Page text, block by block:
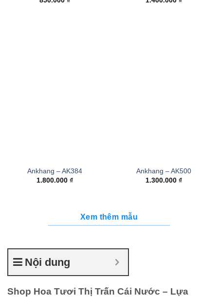
Ankhang – AK384
1.800.000 ₫
Ankhang – AK500
1.300.000 ₫
Xem thêm mẫu
Nội dung
Shop Hoa Tươi Thị Trấn Cái Nước – Lựa